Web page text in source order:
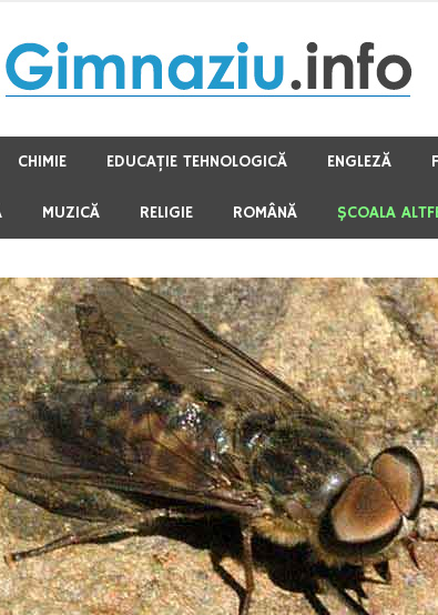
CHIMIE EDUCAŢIE TEHNOLOGICĂ ENGLEZĂ
MUZICĂ RELIGIE ROMÂNĂ ŞCOALA